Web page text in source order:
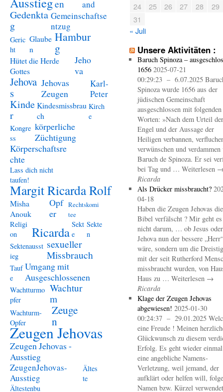
en
and
Gedenkta
g
Gemeinschaftse
ntzug
Geric
ht
Glaube
n
Hambur
g
Hütet die Herde
Gottes
Jeho
va
Jehova
s
Jehovas
Zeugen
Karl-
Peter
Kinde
r
Kindesmissbrau
ch
Kirch
e
Kongre
ss
körperliche
Züchtigung
Körperschaftsre
chte
Lass dich nicht
taufen!
Margit Ricarda Rolf
Misha
Anouk
Opf
er
Rechtskomi
tee
Religi
on
Ricarda Sekt
e
Sekte
n
Sektenausst
ieg
sexueller
Missbrauch
Tauf
e
Umgang mit
Ausgeschlossenen
Wachtturmo
pfer
Wachtur
m
Wachturm-
Opfer
Zeuge
n
Zeugen Jehovas
Zeugen Jehovas -
Ausstieg
ZeugenJehovas-
Ausstieg
Ältes
te
Ältestenbu
24
25 26 27 28
29
31
« Juli
Unsere Aktivitäten :
Baruch Spinoza –
1656 2025-07-21
00:29:23 – 6.07.2025
Spinoza wurde 1656 aus der
jüdischen Gemeinschaft
ausgeschlossen mit folgenden
Worten: »Nach dem Urteil der
Engel und der Aussage der
Heiligen verbannen,
verwünschen und
Baruch de Spinoza. Er sei
bei Tag und … Weiterlesen
Ricarda
Als Drücker missbraucht?
04-18
Haben die Zeugen Jehovas die
Bibel verfälscht ? Mir geht
nicht darum, … ob Jesus oder
Jehova nun der bessere „Herr“
wäre, sondern um die
mit der seit Rutherford
missbraucht wurden, von
Haus zu … Weiterlesen →
Ricarda
Klage der Zeugen Jehovas
abgewiesen! 2025-01-30
00:24:37 – 29.01.2025
eine Freude ! Meinen
Glückwunsch zu diesem
Erfolg. Es geht wieder
eine angebliche Namens-
Verletzung, weil jemand, der
aufklärt oder helfen will,
Namen bzw. Kürzel